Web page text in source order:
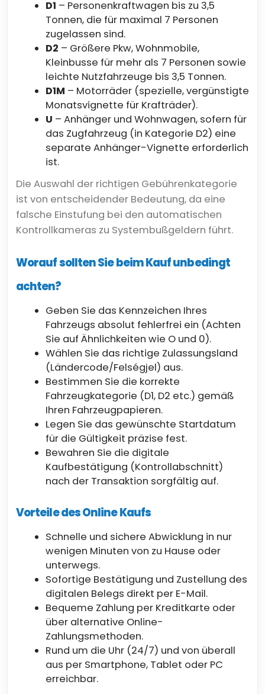
D1 – Personenkraftwagen bis zu 3,5
Tonnen, die für maximal 7 Personen
zugelassen sind.
D2 – Größere Pkw, Wohnmobile,
Kleinbusse für mehr als 7 Personen sowie
leichte Nutzfahrzeuge bis 3,5 Tonnen.
D1M – Motorräder (spezielle, vergünstigte
Monatsvignette für Krafträder).
U – Anhänger und Wohnwagen, sofern für
das Zugfahrzeug (in Kategorie D2) eine
separate Anhänger-Vignette erforderlich
ist.
Die Auswahl der richtigen Gebührenkategorie
ist von entscheidender Bedeutung, da eine
falsche Einstufung bei den automatischen
Kontrollkameras zu Systembußgeldern führt.
Worauf sollten Sie beim Kauf unbedingt
achten?
Geben Sie das Kennzeichen Ihres
Fahrzeugs absolut fehlerfrei ein (Achten
Sie auf Ähnlichkeiten wie O und 0).
Wählen Sie das richtige Zulassungsland
(Ländercode/Felségjel) aus.
Bestimmen Sie die korrekte
Fahrzeugkategorie (D1, D2 etc.) gemäß
Ihren Fahrzeugpapieren.
Legen Sie das gewünschte Startdatum
für die Gültigkeit präzise fest.
Bewahren Sie die digitale
Kaufbestätigung (Kontrollabschnitt)
nach der Transaktion sorgfältig auf.
Vorteile des Online Kaufs
Schnelle und sichere Abwicklung in nur
wenigen Minuten von zu Hause oder
unterwegs.
Sofortige Bestätigung und Zustellung des
digitalen Belegs direkt per E-Mail.
Bequeme Zahlung per Kreditkarte oder
über alternative Online-
Zahlungsmethoden.
Rund um die Uhr (24/7) und von überall
aus per Smartphone, Tablet oder PC
erreichbar.